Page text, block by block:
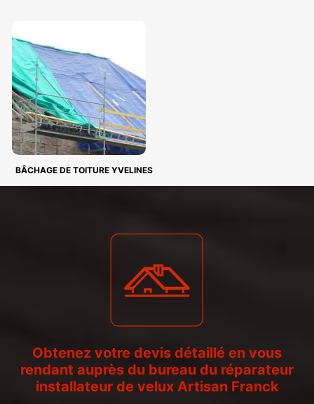
BÂCHAGE DE TOITURE YVELINES
Obtenez votre devis détaillé en vous
rendant auprès du bureau du réparateur
installateur de velux Artisan Franck